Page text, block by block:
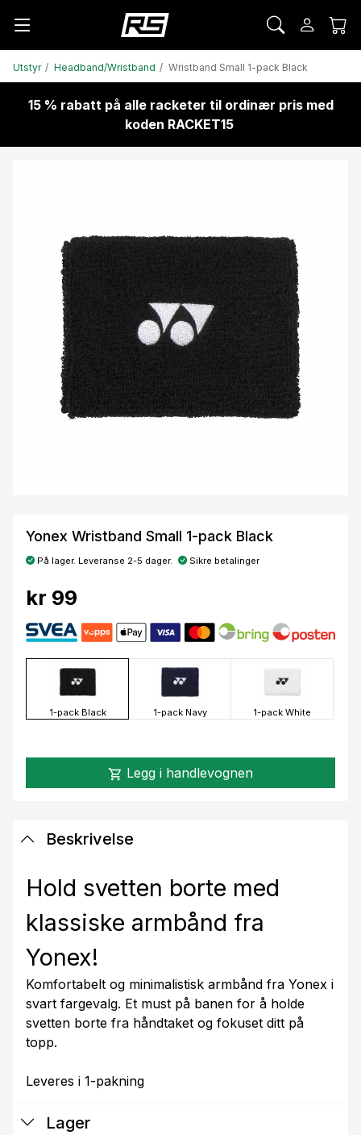
Utstyr Headband/Wristband Wristband Small 1-pack Black
15 % rabatt på alle racketer til ordinær pris med
koden RACKET15
Yonex Wristband Small 1-pack Black
På lager. Leveranse 2-5 dager. Sikre betalinger
kr 99
1-pack Black 1-pack Navy 1-pack White
shopping_cart Legg i handlevognen
Beskrivelse
Hold svetten borte med
klassiske armbånd fra
Yonex!
Komfortabelt og minimalistisk armbånd fra Yonex i
svart fargevalg. Et must på banen for å holde
svetten borte fra håndtaket og fokuset ditt på
topp.
Leveres i 1-pakning
Lager